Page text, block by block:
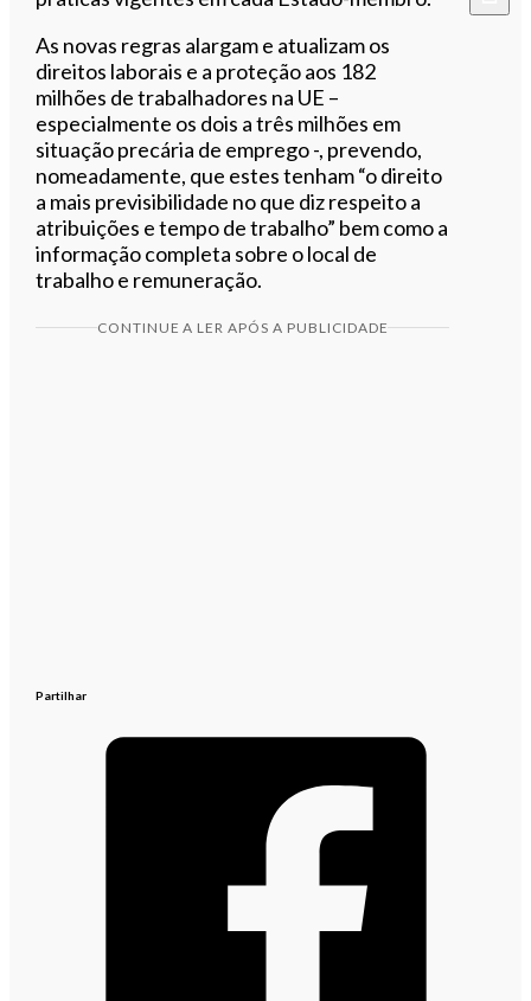
As novas regras alargam e atualizam os
direitos laborais e a proteção aos 182
milhões de trabalhadores na UE –
especialmente os dois a três milhões em
situação precária de emprego -, prevendo,
nomeadamente, que estes tenham “o direito
a mais previsibilidade no que diz respeito a
atribuições e tempo de trabalho” bem como a
informação completa sobre o local de
trabalho e remuneração.
CONTINUE A LER APÓS A PUBLICIDADE
Partilhar